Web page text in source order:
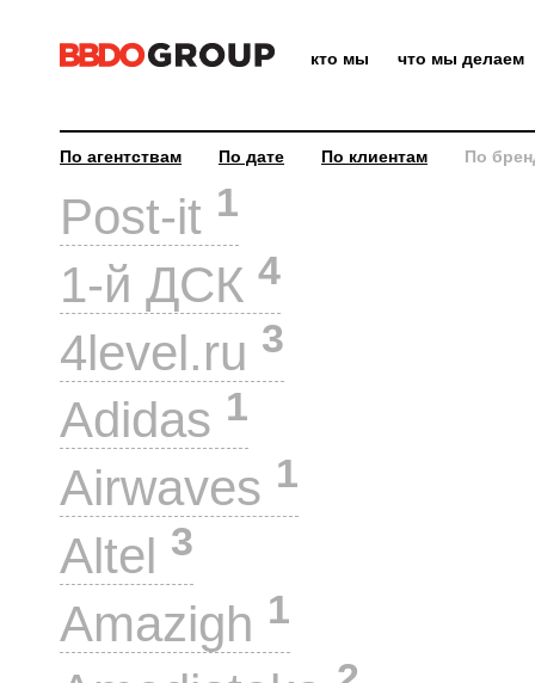
кто мы что мы делаем
По агентствам По дате По клиентам По
Post-it 1
1-й ДСК 4
4level.ru 3
Adidas 1
Airwaves 1
Altel 3
Amazigh 1